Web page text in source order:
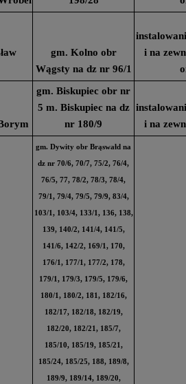
gm. Kolno obr
Wągsty na dz nr 96/1
i na
gm. Biskupiec obr nr
5 m. Biskupiec na dz
nr 180/9
i na
gm. Dywity obr Brąswałd na
dz nr 70/6, 70/7, 75/2, 76/4,
76/5, 77, 78/2, 78/3, 78/4,
79/1, 79/4, 79/5, 79/9, 83/4,
103/1, 103/4, 133/1, 136, 138,
139, 140/2, 141/4, 141/5,
141/6, 142/2, 169/1, 170,
176/1, 177/1, 177/2, 178,
179/1, 179/3, 179/5, 179/6,
180/1, 180/2, 181, 182/16,
182/17, 182/18, 182/19,
182/20, 182/21, 185/7,
185/10, 185/19, 185/21,
185/24, 185/25, 188, 189/8,
189/9, 189/14, 189/20,